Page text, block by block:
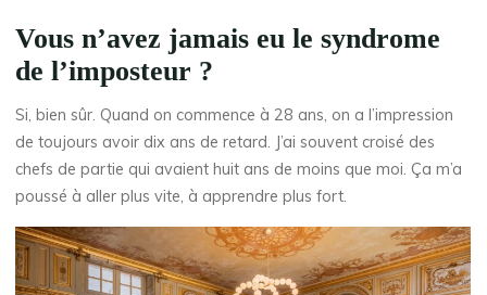
Vous n’avez jamais eu le syndrome
de l’imposteur ?
Si, bien sûr. Quand on commence à 28 ans, on a l’impression
de toujours avoir dix ans de retard. J’ai souvent croisé des
chefs de partie qui avaient huit ans de moins que moi. Ça m’a
poussé à aller plus vite, à apprendre plus fort.